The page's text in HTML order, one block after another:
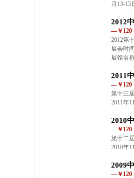
月13-
2012
—￥120
2012第
展会时
展馆名
2011
—￥120
第十三
2011年
2010
—￥120
第十二
2010年
2009
—￥120